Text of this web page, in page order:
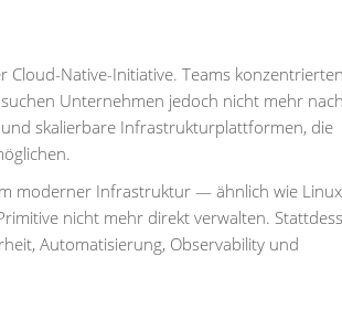
Native-Initiative. Teams
Unternehmen jedoch nicht mehr
skalierbare Infrastrukturplattformen, die
moderner Infrastruktur — ähnlich wie
nicht mehr direkt verwalten.
Automatisierung, Observability und